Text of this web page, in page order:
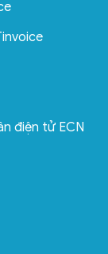
điện tử ECN